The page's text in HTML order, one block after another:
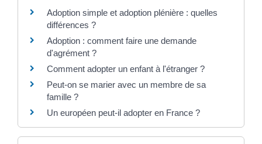
Adoption simple et adoption plénière : quelles
différences ?
Adoption : comment faire une demande
d'agrément ?
Comment adopter un enfant à l'étranger ?
Peut-on se marier avec un membre de sa
famille ?
Un européen peut-il adopter en France ?